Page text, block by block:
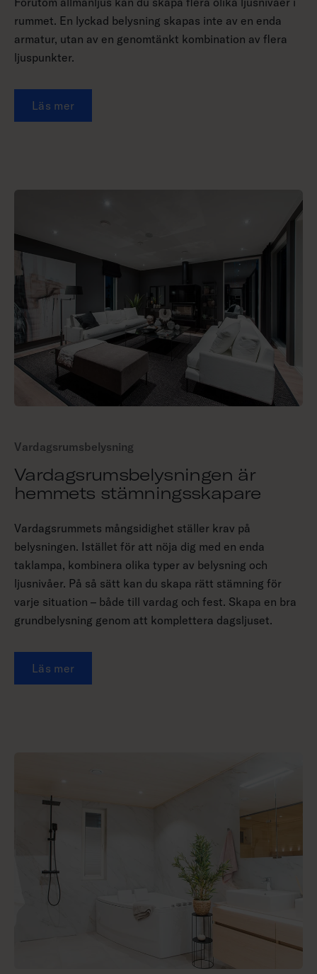
rummet. En lyckad belysning skapas inte av en enda
armatur, utan av en genomtänkt kombination av flera
ljuspunkter.
Läs mer
Vardagsrumsbelysning
Vardagsrumsbelysningen är
hemmets stämningsskapare
Vardagsrummets mångsidighet ställer krav på
belysningen. Istället för att nöja dig med en enda
taklampa, kombinera olika typer av belysning och
ljusnivåer. På så sätt kan du skapa rätt stämning för
varje situation – både till vardag och fest. Skapa en bra
grundbelysning genom att komplettera dagsljuset.
Läs mer